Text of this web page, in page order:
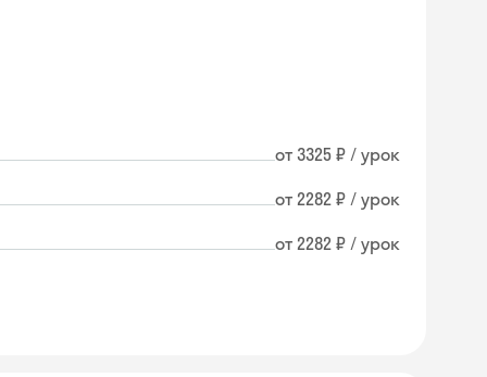
от 3325 ₽ / урок
от 2282 ₽ / урок
от 2282 ₽ / урок